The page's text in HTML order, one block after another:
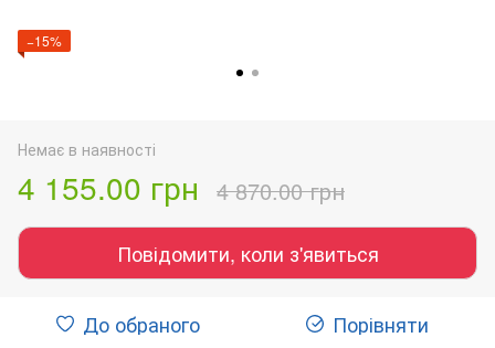
−15%
Немає в наявності
4 155.00 грн 4 870.00 грн
Повідомити, коли з'явиться
До обраного Порівняти